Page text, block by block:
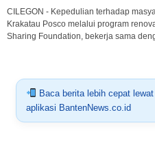
CILEGON - Kepedulian terhadap
Krakatau Posco melalui program
Sharing Foundation, bekerja sama
Baca berita lebih cepat lewat
aplikasi BantenNews.co.id